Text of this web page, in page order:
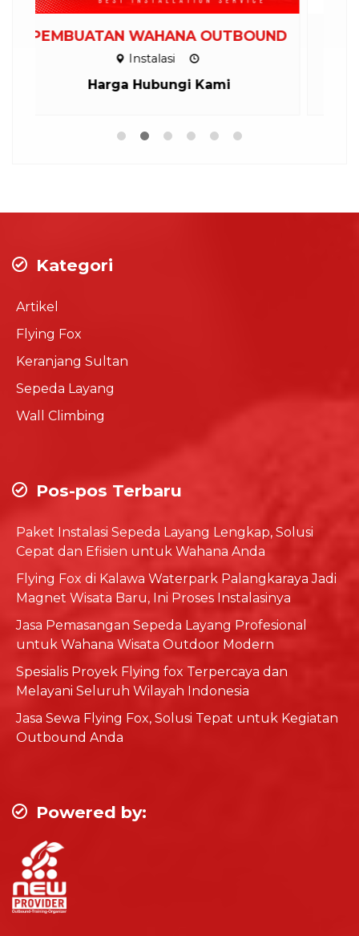
INSTALASI SEPEDA LAYANG
Instalasi
Harga Hubungi Kami
Kategori
Artikel
Flying Fox
Keranjang Sultan
Sepeda Layang
Wall Climbing
Pos-pos Terbaru
Paket Instalasi Sepeda Layang Lengkap, Solusi
Cepat dan Efisien untuk Wahana Anda
Flying Fox di Kalawa Waterpark Palangkaraya Jadi
Magnet Wisata Baru, Ini Proses Instalasinya
Jasa Pemasangan Sepeda Layang Profesional
untuk Wahana Wisata Outdoor Modern
Spesialis Proyek Flying fox Terpercaya dan
Melayani Seluruh Wilayah Indonesia
Jasa Sewa Flying Fox, Solusi Tepat untuk Kegiatan
Outbound Anda
Powered by: